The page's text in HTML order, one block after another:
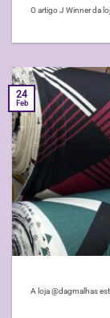
O artigo J Winner da
A loja @dagmalhas
24
Feb